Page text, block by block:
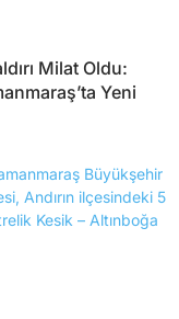
Milat Oldu:
Yeni